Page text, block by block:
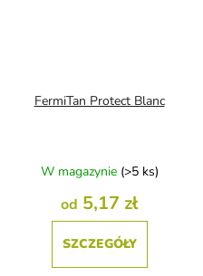
FermiTan Protect Blanc
W magazynie (>5 ks)
od 5,17 zł
SZCZEGÓŁY